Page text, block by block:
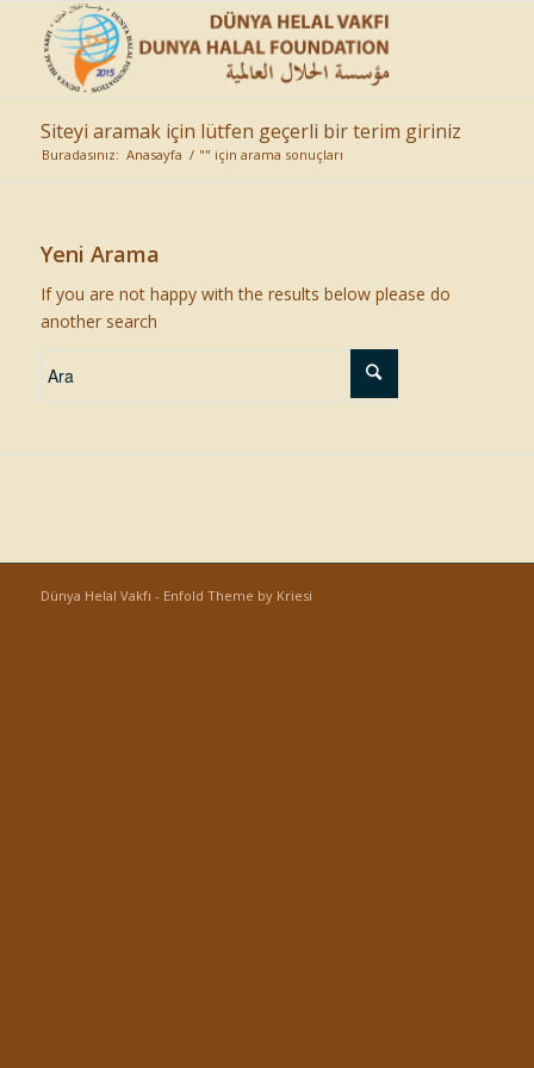
Siteyi aramak için lütfen geçerli bir terim giriniz
Buradasınız: Anasayfa / "" için arama sonuçları
Yeni Arama
If you are not happy with the results below please do
another search
Dünya Helal Vakfı - Enfold Theme by Kriesi